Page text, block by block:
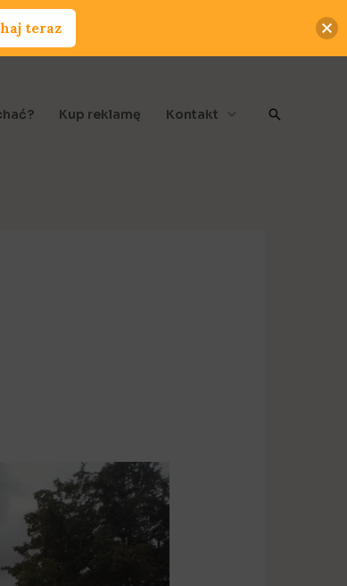
Kup reklamę Kontakt Szukaj
teraz